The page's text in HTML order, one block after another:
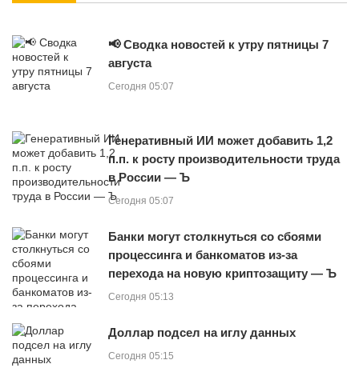
📢 Сводка новостей к утру пятницы 7
августа
Сегодня 05:07
Генеративный ИИ может добавить 1,2
п.п. к росту производительности труда
в России — Ъ
Сегодня 05:07
Банки могут столкнуться со сбоями
процессинга и банкоматов из-за
перехода на новую криптозащиту — Ъ
Сегодня 05:13
Доллар подсел на иглу данных
Сегодня 05:15